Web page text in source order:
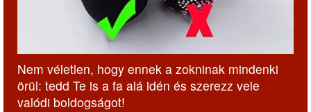
Nem véletlen, hogy ennek a zokninak mindenki
örül: tedd Te is a fa alá idén és szerezz vele
valódi boldogságot!